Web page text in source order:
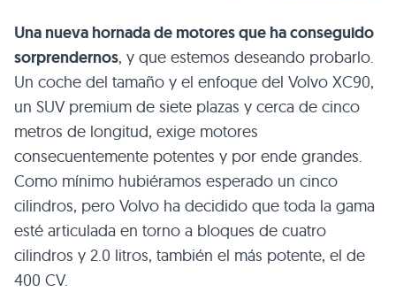
Una nueva hornada de motores que ha conseguido
sorprendernos, y que estemos deseando probarlo.
Un coche del tamaño y el enfoque del Volvo XC90,
un SUVpremium de siete plazas y cerca de cinco
metros de longitud, exige motores
consecuentemente potentes y por ende grandes.
Como mínimo hubiéramos esperado un cinco
cilindros, pero Volvo ha decidido que toda la gama
esté articulada en torno a bloques de cuatro
cilindros y 2.0 litros, también el más potente, el de
400 CV.